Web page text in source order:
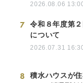
2026.08.06
7
令和８年度第
について
2026.07.31
8
積水ハウスが